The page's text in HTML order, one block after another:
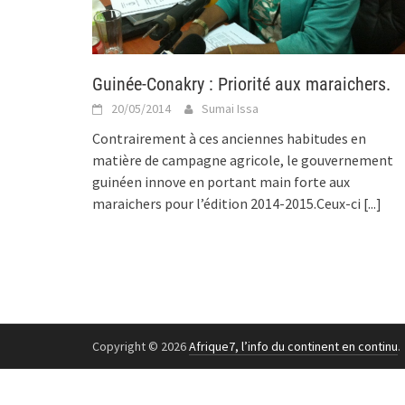
Guinée-Conakry : Priorité aux maraichers.
20/05/2014 Sumai Issa
Contrairement à ces anciennes habitudes en
matière de campagne agricole, le gouvernement
guinéen innove en portant main forte aux
maraichers pour l’édition 2014-2015.Ceux-ci [...]
Copyright © 2026Afrique7, l’info du continent en continu.